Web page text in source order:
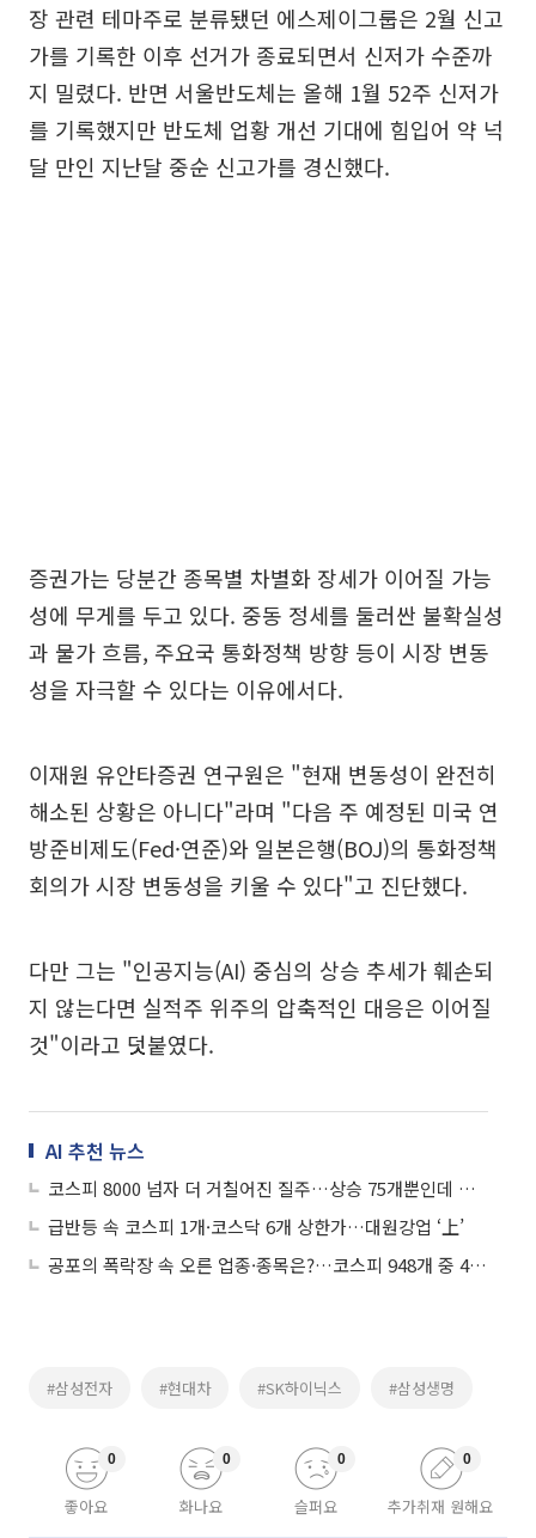
장 관련 테마주로 분류됐던 에스제이그룹은 2월 신고
가를 기록한 이후 선거가 종료되면서 신저가 수준까
지 밀렸다. 반면 서울반도체는 올해 1월 52주 신저가
를 기록했지만 반도체 업황 개선 기대에 힘입어 약 넉
달 만인 지난달 중순 신고가를 경신했다.
증권가는 당분간 종목별 차별화 장세가 이어질 가능
성에 무게를 두고 있다. 중동 정세를 둘러싼 불확실성
과 물가 흐름, 주요국 통화정책 방향 등이 시장 변동
성을 자극할 수 있다는 이유에서다.
이재원 유안타증권 연구원은 "현재 변동성이 완전히
해소된 상황은 아니다"라며 "다음 주 예정된 미국 연
방준비제도(Fed·연준)와 일본은행(BOJ)의 통화정책
회의가 시장 변동성을 키울 수 있다"고 진단했다.
다만 그는 "인공지능(AI) 중심의 상승 추세가 훼손되
지 않는다면 실적주 위주의 압축적인 대응은 이어질
것"이라고 덧붙였다.
AI 추천 뉴스
코스피 8000 넘자 더 거칠어진 질주…상승 75개뿐인데 지수는 신고가
급반등 속 코스피 1개·코스닥 6개 상한가…대원강업 ‘上’
공포의 폭락장 속 오른 업종·종목은?…코스피 948개 중 42개만 생존
#삼성전자 #현대차 #SK하이닉스 #삼성생명
좋아요
0
화나요
0
슬퍼요
0
추가취재 원해요
0